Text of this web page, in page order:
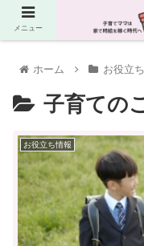
ホーム お役立
子育ての
お役立ち情報
メニュー